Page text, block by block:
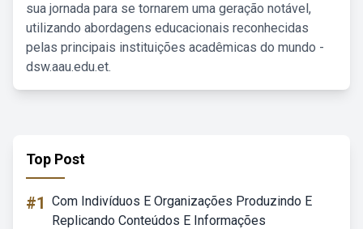
sua jornada para se tornarem uma geração notável,
utilizando abordagens educacionais reconhecidas
pelas principais instituições acadêmicas do mundo -
dsw.aau.edu.et.
Top Post
#1 Com Indivíduos E Organizações Produzindo E
Replicando Conteúdos E Informações